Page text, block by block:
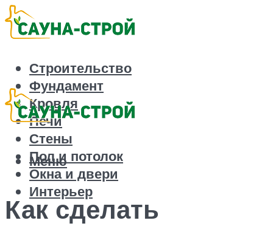
Строительство
Фундамент
Кровля
Печи
Стены
Пол и потолок
Окна и двери
Интерьер
Меню
Как сделать